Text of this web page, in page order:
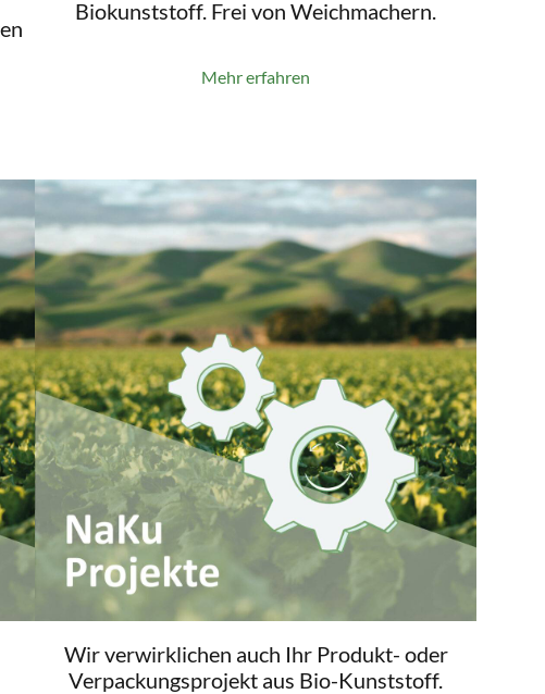
Biokunststoff. Frei von Weichmachern.
Mehr erfahren
Wir verwirklichen auch Ihr Produkt- oder
Verpackungsprojekt aus Bio-Kunststoff.